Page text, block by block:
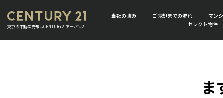
東京の不動産売却はCENTURY21アーバン21
当社の強み ご売却までの流れ マン
セレクト物件